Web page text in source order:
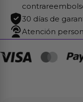
30 días de
Atención